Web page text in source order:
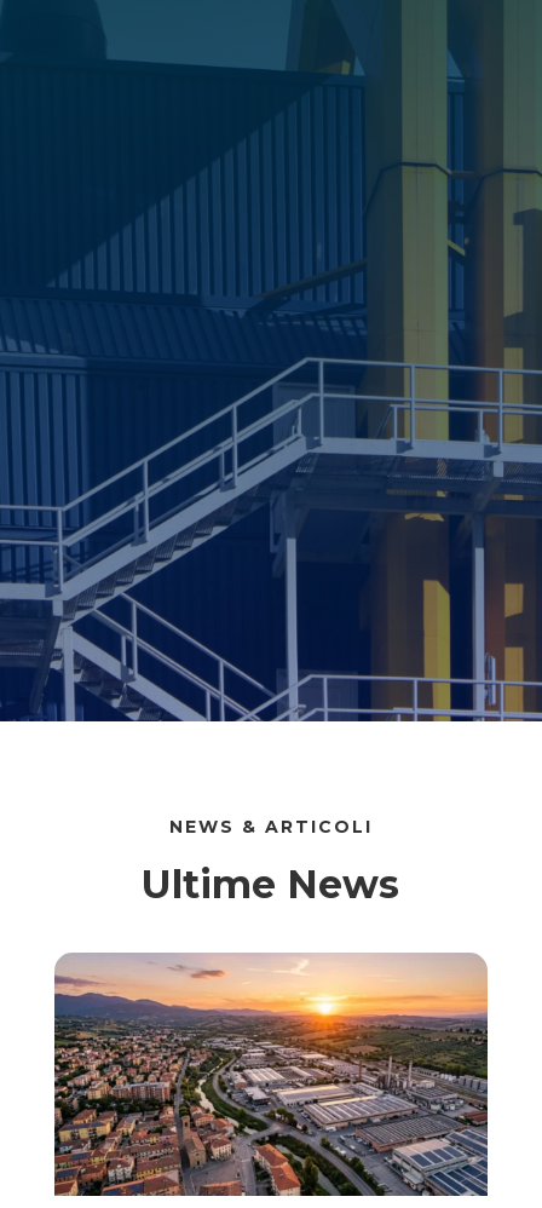
consulenza specifica.
Offriamo audit energetici e
conseguentemente siamo in grado di
proporti la migliore soluzione di
risparmio energetico per la tua azienda!
NEWS & ARTICOLI
Ultime News